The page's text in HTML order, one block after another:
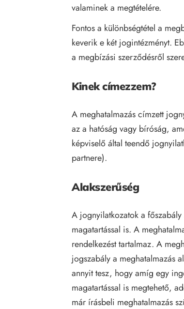
valaminek a megtételére.
Fontos a különbségtétel a
keverik e két jogintézményt.
a megbízási szerződésről
Kinek címezzem?
A meghatalmazás címzett
az a hatóság vagy bíróság,
képviselő által teendő
partnere).
Alakszerűség
A jognyilatkozatok a
magatartással is. A
rendelkezést tartalmaz. A
jogszabály a meghatalmazás
annyit tesz, hogy amíg egy
magatartással is megtehető,
már írásbeli meghatalmazás